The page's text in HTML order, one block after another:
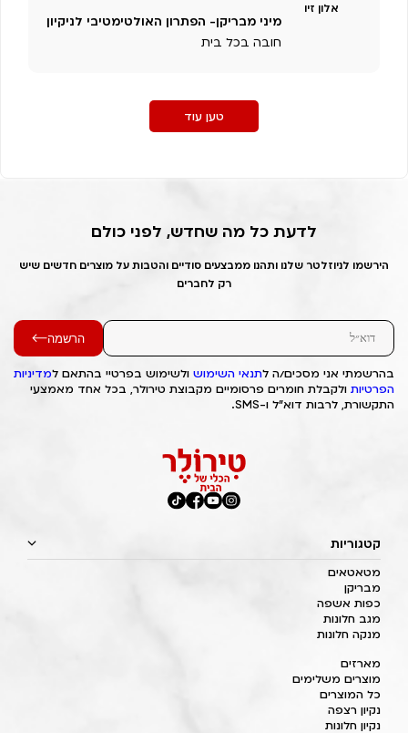
אלון זיו
מיני מבריקן- הפתרון האולטימטיבי לניקיון
חובה בכל בית
טען עוד
לדעת כל מה שחדש, לפני כולם
הירשמו לניוזלטר שלנו ותהנו ממבצעים סודיים והטבות על מוצרים חדשים שיש
רק לחברים
הרשמה
בהרשמתי אני מסכים/ה לתנאי השימוש ולשימוש בפרטיי בהתאם למדיניות
הפרטיות ולקבלת חומרים פרסומיים מקבוצת טירולר, בכל אחד מאמצעי
התקשורת, לרבות דוא"ל ו-SMS.
קטגוריות
מטאטאים
מבריקן
כפות אשפה
מגב חלונות
מנקה חלונות
מארזים
מוצרים משלימים
כל המוצרים
נקיון רצפה
נקיון חלונות